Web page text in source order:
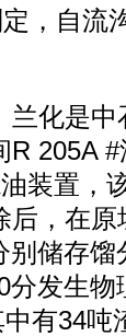
自流
化是中
205A
装置，
后，在
储存馏
分发生
有34吨